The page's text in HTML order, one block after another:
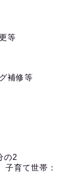
等
補修等
の2
子育て世帯：